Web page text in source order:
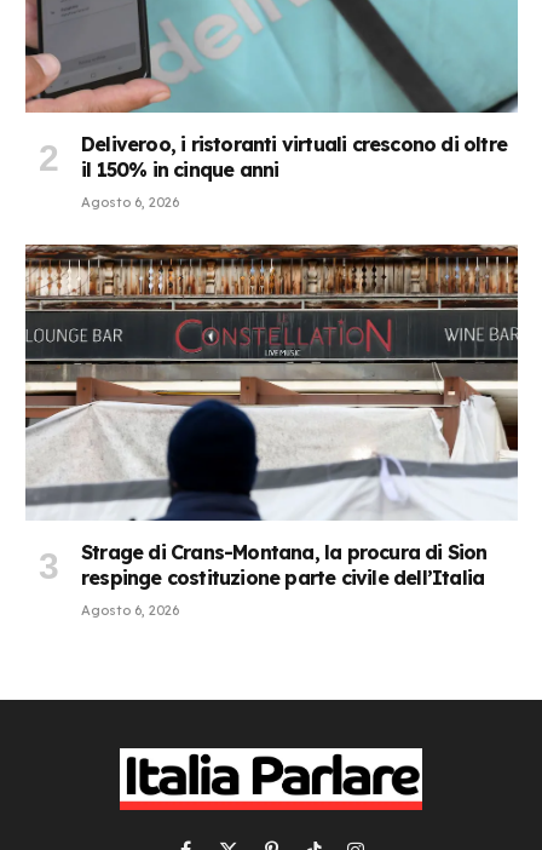
Deliveroo, i ristoranti virtuali crescono di oltre
il 150% in cinque anni
Agosto 6, 2026
Strage di Crans-Montana, la procura di Sion
respinge costituzione parte civile dell’Italia
Agosto 6, 2026